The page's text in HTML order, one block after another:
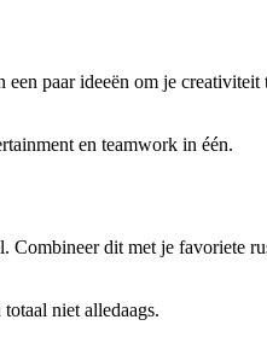
een paar ideeën om je
en teamwork in één.
Combineer dit met je favoriete
niet alledaags.